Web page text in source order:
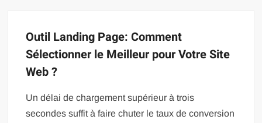
Outil Landing Page: Comment
Sélectionner le Meilleur pour Votre Site
Web ?
Un délai de chargement supérieur à trois
secondes suffit à faire chuter le taux de conversion